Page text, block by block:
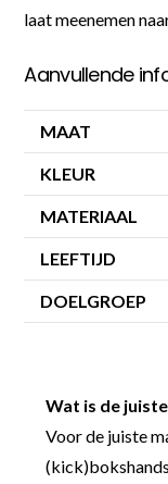
laat meenemen
Aanvullende
MAAT
KLEUR
MATERIAAL
LEEFTIJD
DOELGROEP
Wat is de
Voor de juiste